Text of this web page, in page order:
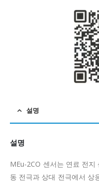
설명
설명
MEu-2CO 센서는 연료 전지
동 전극과 상대 전극에서 상